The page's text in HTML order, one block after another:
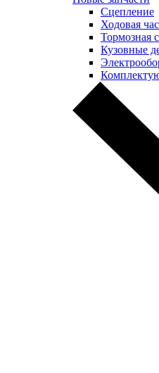
Сцепление
Ходовая
Тормозная
Кузовные